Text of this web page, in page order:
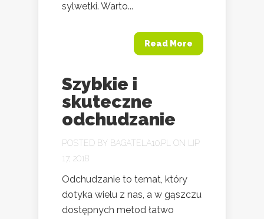
sylwetki. Warto...
Read More
Szybkie i
skuteczne
odchudzanie
POSTED BY BAGATELA10.PL ON LIP
17, 2018
Odchudzanie to temat, który
dotyka wielu z nas, a w gąszczu
dostępnych metod łatwo